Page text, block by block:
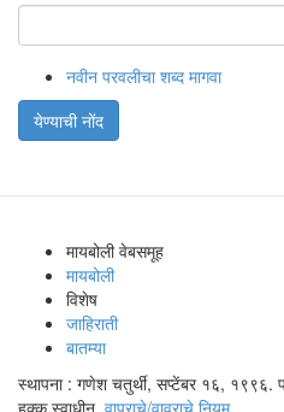
नवीन परवलीचा शब्द मागवा
येण्याची नोंद
मायबोली वेबसमूह
मायबोली
विशेष
जाहिराती
बातम्या
स्थापना : गणेश चतुर्थी, सप्टेंबर १६, १९९६.
हक्क स्वाधीन. वापराचे/वावराचे नियम